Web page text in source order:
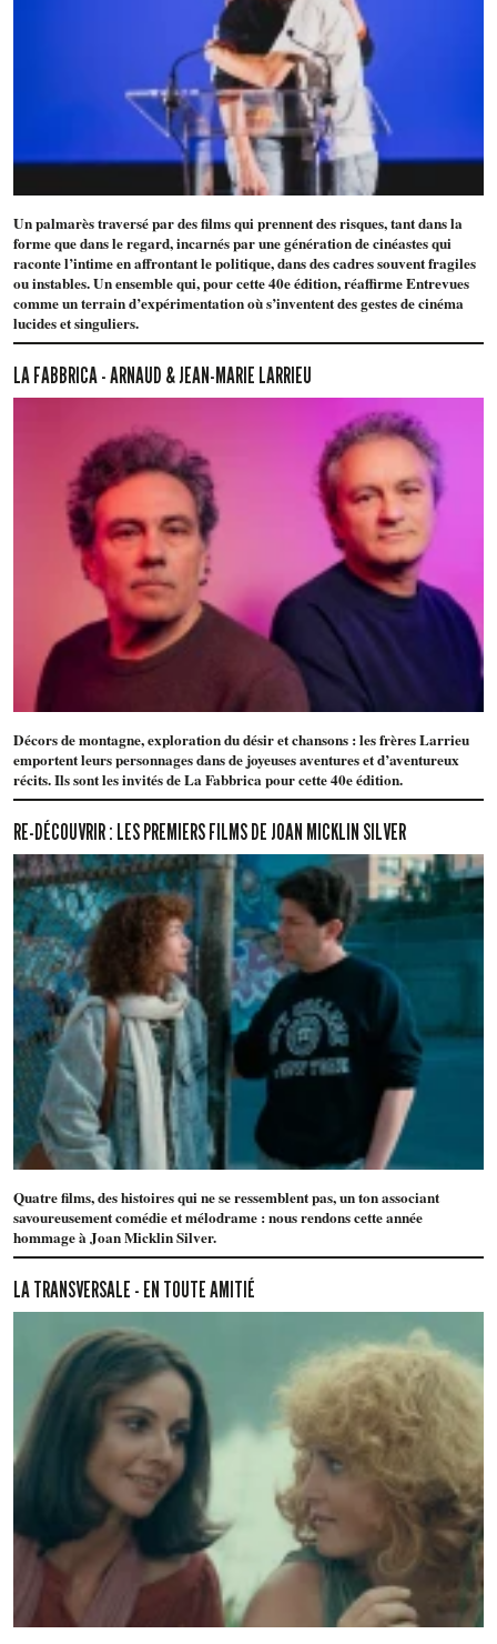
Un palmarès traversé par des films qui prennent des risques, tant dans la
forme que dans le regard, incarnés par une génération de cinéastes qui
raconte l’intime en affrontant le politique, dans des cadres souvent fragiles
ou instables. Un ensemble qui, pour cette 40e édition, réaffirme Entrevues
comme un terrain d’expérimentation où s’inventent des gestes de cinéma
lucides et singuliers.
LA FABBRICA - ARNAUD & JEAN-MARIE LARRIEU
Décors de montagne, exploration du désir et chansons : les frères Larrieu
emportent leurs personnages dans de joyeuses aventures et d’aventureux
récits. Ils sont les invités de La Fabbrica pour cette 40e édition.
RE-DÉCOUVRIR : LES PREMIERS FILMS DE JOAN MICKLIN SILVER
Quatre films, des histoires qui ne se ressemblent pas, un ton associant
savoureusement comédie et mélodrame : nous rendons cette année
hommage à Joan Micklin Silver.
LA TRANSVERSALE - EN TOUTE AMITIÉ